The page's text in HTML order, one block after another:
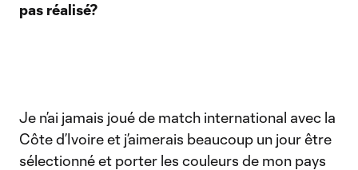
pas réalisé?
Je n’ai jamais joué de match international avec la
Côte d’Ivoire et j’aimerais beaucoup un jour être
sélectionné et porter les couleurs de mon pays